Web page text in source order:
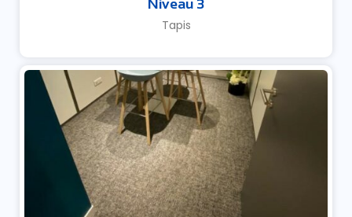
Niveau 3
Tapis